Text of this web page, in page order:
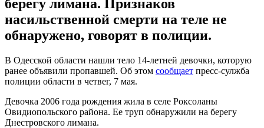
берегу лимана. Признаков
насильственной смерти на теле не
обнаружено, говорят в полиции.
В Одесской области нашли тело 14-летней девочки, которую
ранее объявили пропавшей. Об этом сообщает пресс-сулжба
полиции области в четвег, 7 мая.
Девочка 2006 года рождения жила в селе Роксоланы
Овидиопольского района. Ее труп обнаружили на берегу
Днестровского лимана.